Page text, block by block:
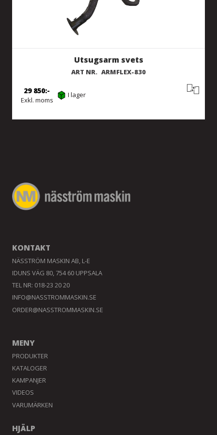
Utsugsarm svets
ART NR. ARMFLEX-830
Exkl. moms
29 850 I lager
KONTAKT
NÄSSTRÖM MASKIN AB, L-E
IDUNS VÄG 80, 754 60 UPPSALA
TEL NR: 018-23 20 20
INFO@NASSTROMMASKIN.SE
ORDER@NASSTROMMASKIN.SE
MENY
PRODUKTER
KATALOGER
KAMPANJER
VIDEOS
VARUMÄRKEN
HJÄLP